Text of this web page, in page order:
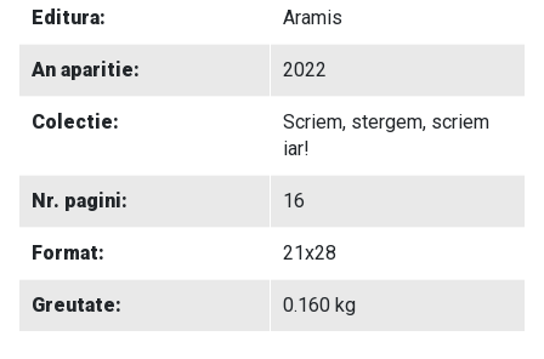
Editura: Aramis
An aparitie: 2022
Colectie:
Scriem, stergem, scriem
iar!
Nr. pagini: 16
Format: 21x28
Greutate: 0.160 kg